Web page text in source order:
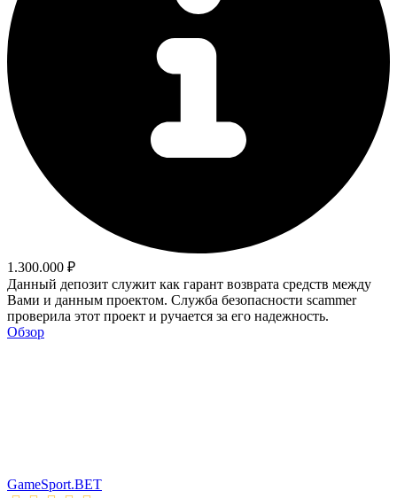
1.300.000 ₽
Данный депозит служит как гарант возврата средств между
Вами и данным проектом. Служба безопасности scammer
проверила этот проект и ручается за его надежность.
Обзор
GameSport.BET